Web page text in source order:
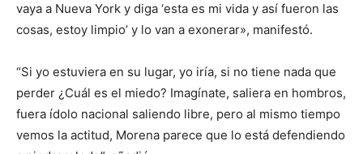
vaya a Nueva York y diga ‘esta es mi vida y así fueron las
cosas, estoy limpio’ y lo van a exonerar», manifestó.
“Si yo estuviera en su lugar, yo iría, si no tiene nada que
perder ¿Cuál es el miedo? Imagínate, saliera en hombros,
fuera ídolo nacional saliendo libre, pero al mismo tiempo
vemos la actitud, Morena parece que lo está defendiendo